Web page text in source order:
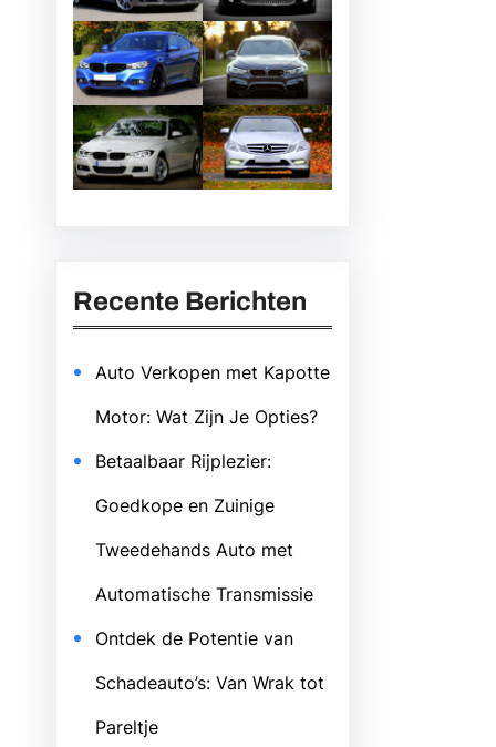
Recente Berichten
Auto Verkopen met Kapotte
Motor: Wat Zijn Je Opties?
Betaalbaar Rijplezier:
Goedkope en Zuinige
Tweedehands Auto met
Automatische Transmissie
Ontdek de Potentie van
Schadeauto’s: Van Wrak tot
Pareltje